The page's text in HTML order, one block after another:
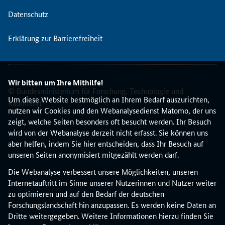
Wir bitten um Ihre Mithilfe!
Um diese Website bestmöglich an Ihrem Bedarf auszurichten,
nutzen wir Cookies und den Webanalysedienst Matomo, der uns
zeigt, welche Seiten besonders oft besucht werden. Ihr Besuch
wird von der Webanalyse derzeit nicht erfasst. Sie können uns
aber helfen, indem Sie hier entscheiden, dass Ihr Besuch auf
unseren Seiten anonymisiert mitgezählt werden darf.
Die Webanalyse verbessert unsere Möglichkeiten, unseren
Internetauftritt im Sinne unserer Nutzerinnen und Nutzer weiter
zu optimieren und auf den Bedarf der deutschen
Forschungslandschaft hin anzupassen. Es werden keine Daten an
Dritte weitergegeben. Weitere Informationen hierzu finden Sie
V
r
n
t
a
l
t
u
n
g
r
e
i
h
e
Datenschutz
Erklärung zur Barrierefreiheit
© Bundesministerium für Forschung, Technologie und
Raumfahrt